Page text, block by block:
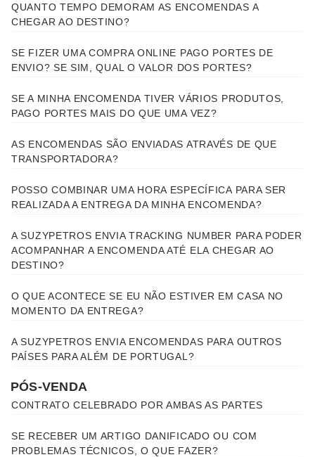
QUANTO TEMPO DEMORAM AS ENCOMENDAS A
CHEGAR AO DESTINO?
SE FIZER UMA COMPRA ONLINE PAGO PORTES DE
ENVIO? SE SIM, QUAL O VALOR DOS PORTES?
SE A MINHA ENCOMENDA TIVER VÁRIOS PRODUTOS,
PAGO PORTES MAIS DO QUE UMA VEZ?
AS ENCOMENDAS SÃO ENVIADAS ATRAVÉS DE QUE
TRANSPORTADORA?
POSSO COMBINAR UMA HORA ESPECÍFICA PARA SER
REALIZADA A ENTREGA DA MINHA ENCOMENDA?
A SUZYPETROS ENVIA TRACKING NUMBER PARA PODER
ACOMPANHAR A ENCOMENDA ATÉ ELA CHEGAR AO
DESTINO?
O QUE ACONTECE SE EU NÃO ESTIVER EM CASA NO
MOMENTO DA ENTREGA?
A SUZYPETROS ENVIA ENCOMENDAS PARA OUTROS
PAÍSES PARA ALÉM DE PORTUGAL?
PÓS-VENDA
CONTRATO CELEBRADO POR AMBAS AS PARTES
SE RECEBER UM ARTIGO DANIFICADO OU COM
PROBLEMAS TÉCNICOS, O QUE FAZER?